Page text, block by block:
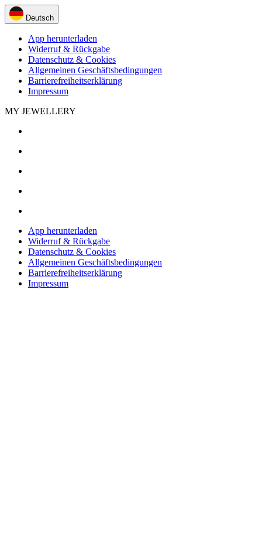
Deutsch
App herunterladen
Widerruf & Rückgabe
Datenschutz & Cookies
Allgemeinen Geschäftsbedingungen
Barrierefreiheitserklärung
Impressum
MY JEWELLERY
App herunterladen
Widerruf & Rückgabe
Datenschutz & Cookies
Allgemeinen Geschäftsbedingungen
Barrierefreiheitserklärung
Impressum